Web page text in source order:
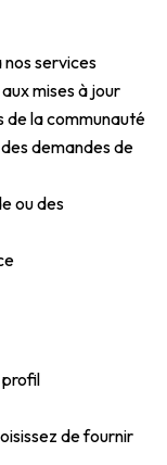
nos services
mises à jour
de la communauté
demandes de
ou des
profil
de fournir